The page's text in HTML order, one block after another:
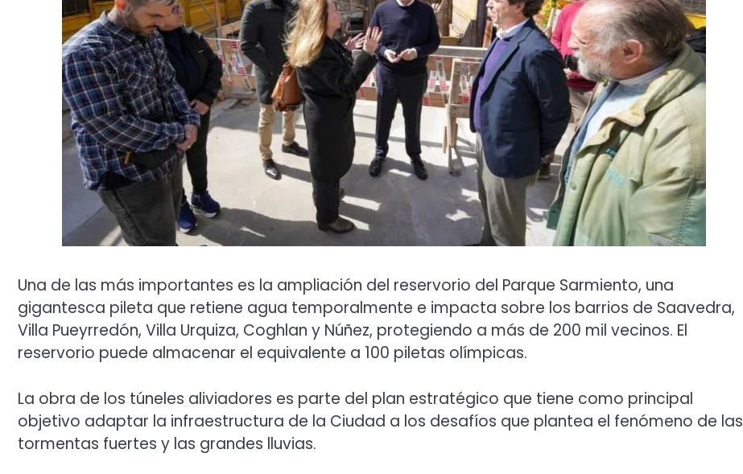
Una de las más importantes es la ampliación del reservorio del Parque Sarmiento, una
gigantesca pileta que retiene agua temporalmente e impacta sobre los barrios de Saavedra,
Villa Pueyrredón, Villa Urquiza, Coghlan y Núñez, protegiendo a más de 200 mil vecinos. El
reservorio puede almacenar el equivalente a 100 piletas olímpicas.
La obra de los túneles aliviadores es parte del plan estratégico que tiene como principal
objetivo adaptar la infraestructura de la Ciudad a los desafíos que plantea el fenómeno de las
tormentas fuertes y las grandes lluvias.